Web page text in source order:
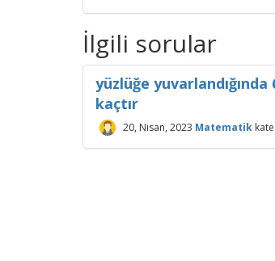
İlgili sorular
yüzlüğe
kaçtır
20, Nisan, 2023 Matematik